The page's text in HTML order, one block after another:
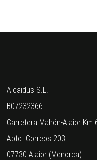
Alcaidus S.L.
B07232366
Carretera Mahón-Alaior Km
Apto. Correos 203
07730 Alaior (Menorca)